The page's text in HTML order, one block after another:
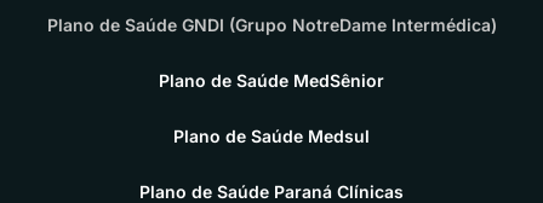
Plano de Saúde GNDI (Grupo NotreDame Intermédica)
Plano de Saúde MedSênior
Plano de Saúde Medsul
Plano de Saúde Paraná Clínicas